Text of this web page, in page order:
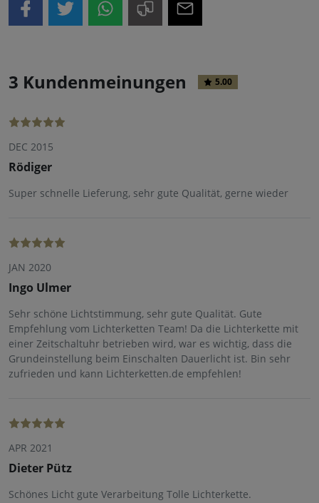
3 Kundenmeinungen 5.00
DEC 2015
Rödiger
Super schnelle Lieferung, sehr gute Qualität, gerne wieder
JAN 2020
Ingo Ulmer
Sehr schöne Lichtstimmung, sehr gute Qualität. Gute
Empfehlung vom Lichterketten Team! Da die Lichterkette mit
einer Zeitschaltuhr betrieben wird, war es wichtig, dass die
Grundeinstellung beim Einschalten Dauerlicht ist. Bin sehr
zufrieden und kann Lichterketten.de empfehlen!
APR 2021
Dieter Pütz
Schönes Licht gute Verarbeitung Tolle Lichterkette.